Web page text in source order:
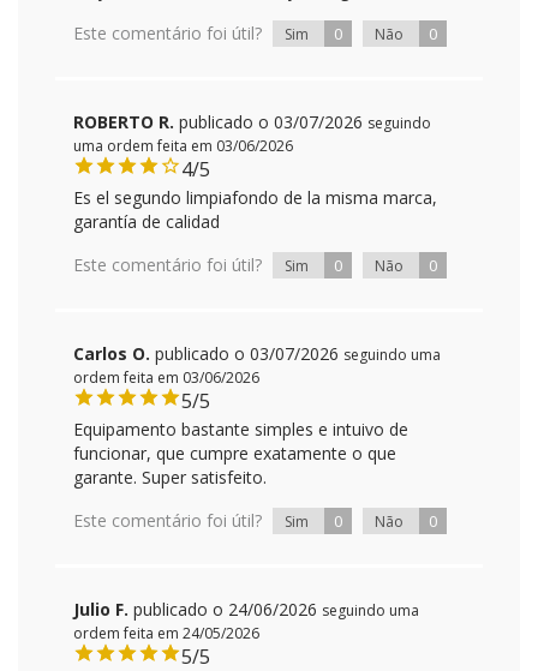
Este comentário foi útil?
Sim 0 Não 0
ROBERTO R.publicado o 03/07/2026 seguindo
uma ordem feita em 03/06/2026
4/5
Es el segundo limpiafondo de la misma marca,
garantía de calidad
Este comentário foi útil?
Sim 0 Não 0
Carlos O.publicado o 03/07/2026 seguindo uma
ordem feita em 03/06/2026
5/5
Equipamento bastante simples e intuivo de
funcionar, que cumpre exatamente o que
garante. Super satisfeito.
Este comentário foi útil?
Sim 0 Não 0
Julio F.publicado o 24/06/2026 seguindo uma
ordem feita em 24/05/2026
5/5